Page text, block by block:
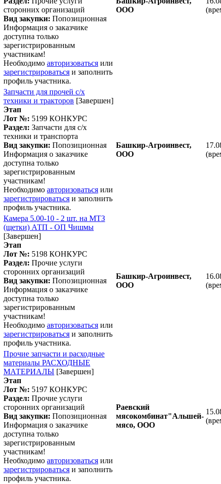
сторонних организаций
Вид закупки: Попозиционная
Информация о заказчике
доступна только
зарегистрированным
участникам!
Необходимо авторизоваться или
зарегистрироваться и заполнить
профиль участника.
ООО
Запчасти для прочей с/х
техники и тракторов [Завершен]
Этап
Лот №: 5199 КОНКУРС
Раздел: Запчасти для с/х
техники и транспорта
Вид закупки: Попозиционная
Информация о заказчике
доступна только
зарегистрированным
участникам!
Необходимо авторизоваться или
зарегистрироваться и заполнить
профиль участника.
Башкир-Агроинвест,
ООО
Камера 5.00-10 - 2 шт. на МТЗ
(щетки) АТП - ОП Чишмы
[Завершен]
Этап
Лот №: 5198 КОНКУРС
Раздел: Прочие услуги
сторонних организаций
Вид закупки: Попозиционная
Информация о заказчике
доступна только
зарегистрированным
участникам!
Необходимо авторизоваться или
зарегистрироваться и заполнить
профиль участника.
Башкир-Агроинвест,
ООО
Прочие запчасти и расходные
материалы РАСХОДНЫЕ
МАТЕРИАЛЫ [Завершен]
Этап
Лот №: 5197 КОНКУРС
Раздел: Прочие услуги
сторонних организаций
Вид закупки: Попозиционная
Информация о заказчике
доступна только
зарегистрированным
участникам!
Необходимо авторизоваться или
зарегистрироваться и заполнить
профиль участника.
Раевский
мясокомбинат"Альшей-
мясо, ООО